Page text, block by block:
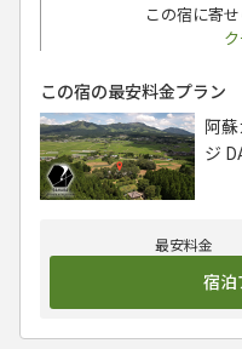
この宿に寄
宿泊
この宿の最安料金プラン
阿
ジ